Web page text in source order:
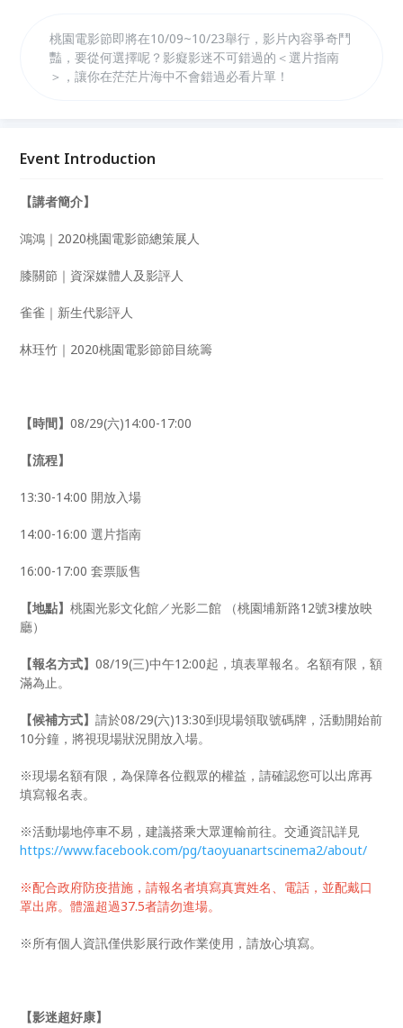
桃園電影節即將在10/09~10/23舉行，影片內容爭奇鬥
豔，要從何選擇呢？影癡影迷不可錯過的＜選片指南
＞，讓你在茫茫片海中不會錯過必看片單！
Event Introduction
【講者簡介】
鴻鴻｜2020桃園電影節總策展人
膝關節｜資深媒體人及影評人
雀雀｜新生代影評人
林珏竹｜2020桃園電影節節目統籌
【時間】08/29(六)14:00-17:00
【流程】
13:30-14:00 開放入場
14:00-16:00 選片指南
16:00-17:00 套票販售
【地點】桃園光影文化館／光影二館 （桃園埔新路12號3樓放映
廳）
【報名方式】08/19(三)中午12:00起，填表單報名。名額有限，額
滿為止。
【候補方式】請於08/29(六)13:30到現場領取號碼牌，活動開始前
10分鐘，將視現場狀況開放入場。
※現場名額有限，為保障各位觀眾的權益，請確認您可以出席再
填寫報名表。
※活動場地停車不易，建議搭乘大眾運輸前往。交通資訊詳見
https://www.facebook.com/pg/taoyuanartscinema2/about/
※配合政府防疫措施，請報名者填寫真實姓名、電話，並配戴口
罩出席。體溫超過37.5者請勿進場。
※所有個人資訊僅供影展行政作業使用，請放心填寫。
【影迷超好康】